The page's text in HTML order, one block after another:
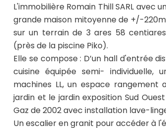
L'immobilière Romain Thill SARL avec
grande maison mitoyenne de +/-
sur un terrain de 3 ares 58
(près de la piscine Piko).
Elle se compose : D’un hall d'entrée
cuisine équipée semi- individuelle,
machines LL, un espace
jardin et le jardin exposition Sud
Gaz de 2002 avec installation lave-
Un escalier en granit pour accéder à